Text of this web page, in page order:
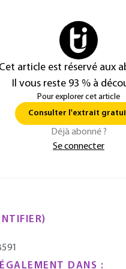
Cet article est réservé aux
Il vous reste 93 % à
Pour explorer cet article
Consulter l'extrait
Déjà abonné ?
Se connecter
DANS :